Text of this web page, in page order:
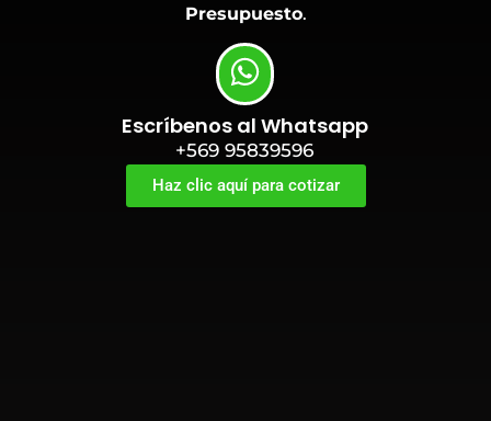
Presupuesto.
Escríbenos al Whatsapp
+569 95839596
Haz clic aquí para cotizar